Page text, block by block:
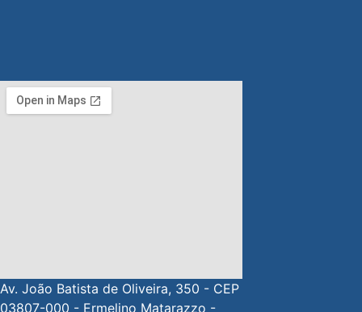
Av. João Batista de Oliveira, 350 - CEP
03807-000 - Ermelino Matarazzo -